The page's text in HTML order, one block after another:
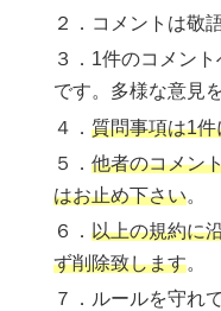
２．コメントは敬
３．1件のコメン
です。多様な意見
４．質問事項は1
５．他者のコメン
はお止め下さい。
６．以上の規約に
ず削除致します。
７．ルールを守れ